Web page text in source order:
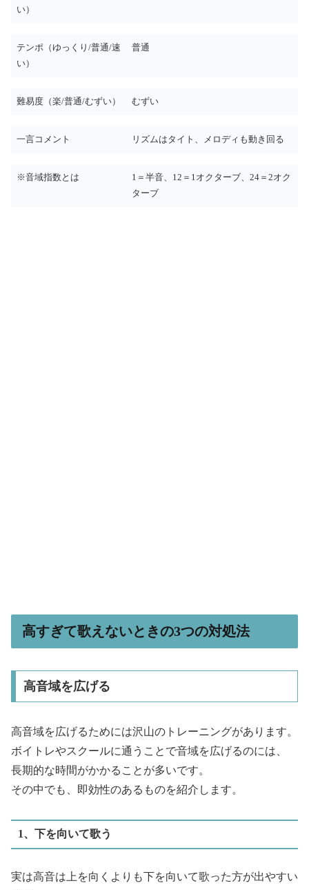
い）
テンポ（ゆっくり/普通/速
い）
普通
難易度（楽/普通/むずい） むずい
一言コメント リズムはタイト、メロディも動き回る
※音域指数とは
1＝半音、12＝1オクターブ、24＝2オク
ターブ
高すぎて歌えないときの3つの対処法
高音域を広げる
高音域を広げるためには沢山のトレーニングがあります。
ボイトレやスクールに通うことで音域を広げるのには、
長期的な時間がかかることが多いです。
その中でも、即効性のあるものを紹介します。
1、下を向いて歌う
実は高音は上を向くよりも下を向いて歌った方が出やすい